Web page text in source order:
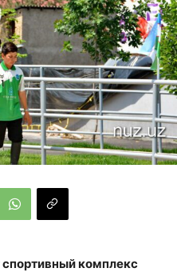
комплекс